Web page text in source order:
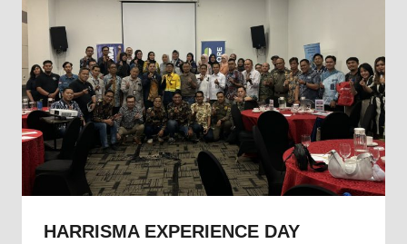
HARRISMA EXPERIENCE DAY